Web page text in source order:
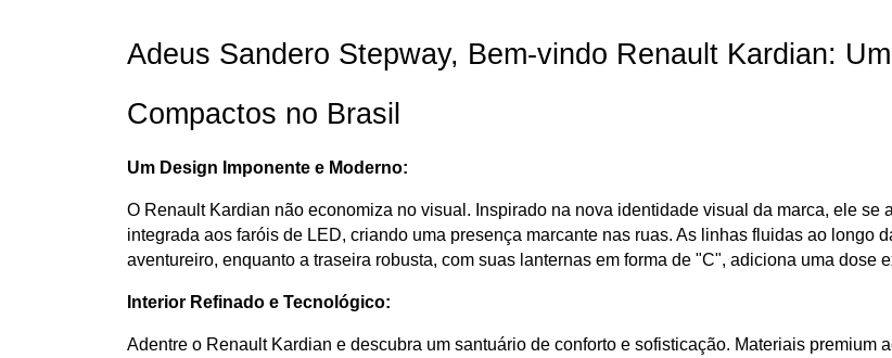
Adeus Sandero Stepway, Bem-vindo Renault Kardian:
Compactos no Brasil
Um Design Imponente e Moderno:
O Renault Kardian não economiza no visual. Inspirado na nova identidade visual da marca, ele se
integrada aos faróis de LED, criando uma presença marcante nas ruas. As linhas fluidas ao longo
aventureiro, enquanto a traseira robusta, com suas lanternas em forma de "C", adiciona uma dose
Interior Refinado e Tecnológico:
Adentre o Renault Kardian e descubra um santuário de conforto e sofisticação. Materiais premium